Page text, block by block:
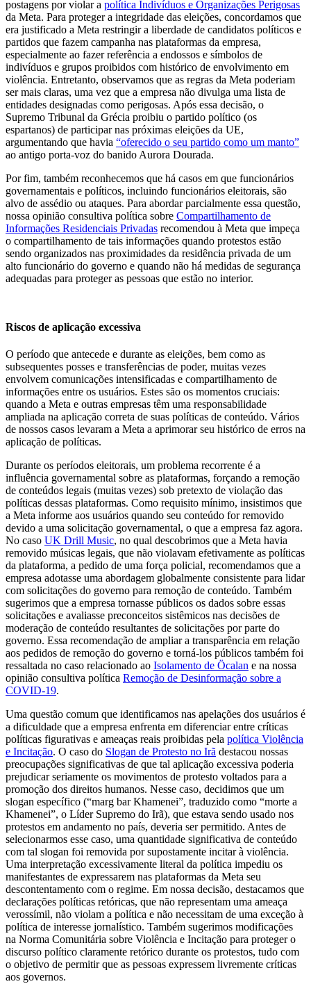
postagens por violar a política Indivíduos e Organizações Perigosas
da Meta. Para proteger a integridade das eleições, concordamos que
era justificado a Meta restringir a liberdade de candidatos políticos e
partidos que fazem campanha nas plataformas da empresa,
especialmente ao fazer referência a endossos e símbolos de
indivíduos e grupos proibidos com histórico de envolvimento em
violência. Entretanto, observamos que as regras da Meta poderiam
ser mais claras, uma vez que a empresa não divulga uma lista de
entidades designadas como perigosas. Após essa decisão, o
Supremo Tribunal da Grécia proibiu o partido político (os
espartanos) de participar nas próximas eleições da UE,
argumentando que havia “oferecido o seu partido como um manto”
ao antigo porta-voz do banido Aurora Dourada.
Por fim, também reconhecemos que há casos em que funcionários
governamentais e políticos, incluindo funcionários eleitorais, são
alvo de assédio ou ataques. Para abordar parcialmente essa questão,
nossa opinião consultiva política sobre Compartilhamento de
Informações Residenciais Privadas recomendou à Meta que impeça
o compartilhamento de tais informações quando protestos estão
sendo organizados nas proximidades da residência privada de um
alto funcionário do governo e quando não há medidas de segurança
adequadas para proteger as pessoas que estão no interior.
Riscos de aplicação excessiva
O período que antecede e durante as eleições, bem como as
subsequentes posses e transferências de poder, muitas vezes
envolvem comunicações intensificadas e compartilhamento de
informações entre os usuários. Estes são os momentos cruciais:
quando a Meta e outras empresas têm uma responsabilidade
ampliada na aplicação correta de suas políticas de conteúdo. Vários
de nossos casos levaram a Meta a aprimorar seu histórico de erros na
aplicação de políticas.
Durante os períodos eleitorais, um problema recorrente é a
influência governamental sobre as plataformas, forçando a remoção
de conteúdos legais (muitas vezes) sob pretexto de violação das
políticas dessas plataformas. Como requisito mínimo, insistimos que
a Meta informe aos usuários quando seu conteúdo for removido
devido a uma solicitação governamental, o que a empresa faz agora.
No caso UK Drill Music, no qual descobrimos que a Meta havia
removido músicas legais, que não violavam efetivamente as políticas
da plataforma, a pedido de uma força policial, recomendamos que a
empresa adotasse uma abordagem globalmente consistente para lidar
com solicitações do governo para remoção de conteúdo. Também
sugerimos que a empresa tornasse públicos os dados sobre essas
solicitações e avaliasse preconceitos sistêmicos nas decisões de
moderação de conteúdo resultantes de solicitações por parte do
governo. Essa recomendação de ampliar a transparência em relação
aos pedidos de remoção do governo e torná-los públicos também foi
ressaltada no caso relacionado ao Isolamento de Öcalan e na nossa
opinião consultiva política Remoção de Desinformação sobre a
COVID-19.
Uma questão comum que identificamos nas apelações dos usuários é
a dificuldade que a empresa enfrenta em diferenciar entre críticas
políticas figurativas e ameaças reais proibidas pela política Violência
e Incitação. O caso do Slogan de Protesto no Irã destacou nossas
preocupações significativas de que tal aplicação excessiva poderia
prejudicar seriamente os movimentos de protesto voltados para a
promoção dos direitos humanos. Nesse caso, decidimos que um
slogan específico (“marg bar Khamenei”, traduzido como “morte a
Khamenei”, o Líder Supremo do Irã), que estava sendo usado nos
protestos em andamento no país, deveria ser permitido. Antes de
selecionarmos esse caso, uma quantidade significativa de conteúdo
com tal slogan foi removida por supostamente incitar à violência.
Uma interpretação excessivamente literal da política impediu os
manifestantes de expressarem nas plataformas da Meta seu
descontentamento com o regime. Em nossa decisão, destacamos que
declarações políticas retóricas, que não representam uma ameaça
verossímil, não violam a política e não necessitam de uma exceção à
política de interesse jornalístico. Também sugerimos modificações
na Norma Comunitária sobre Violência e Incitação para proteger o
discurso político claramente retórico durante os protestos, tudo com
o objetivo de permitir que as pessoas expressem livremente críticas
aos governos.